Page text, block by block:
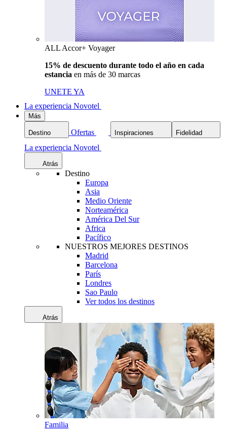
ALL Accor+ Voyager
15% de descuento durante todo el año en cada
estancia en más de 30 marcas
UNETE YA
La experiencia Novotel
Más
Destino Ofertas Inspiraciones Fidelidad
La experiencia Novotel
Atrás
Destino
Europa
Asia
Medio Oriente
Norteamérica
América Del Sur
Africa
Pacífico
NUESTROS MEJORES DESTINOS
Madrid
Barcelona
París
Londres
Sao Paulo
Ver todos los destinos
Atrás
Familia